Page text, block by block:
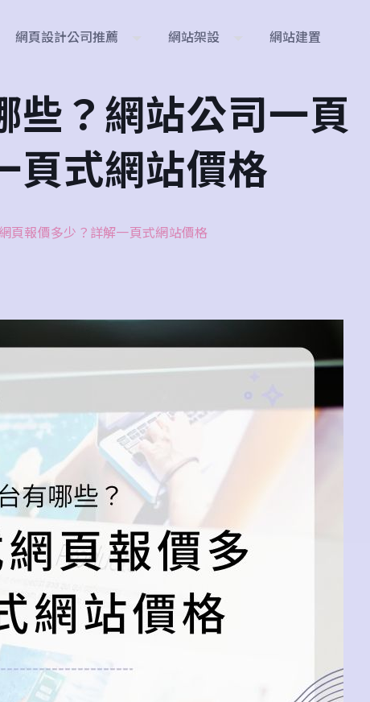
網頁設計公司推薦 網站架設 網站建置
些？網站公司一頁
頁式網站價格
頁報價多少？詳解一頁式網站價格